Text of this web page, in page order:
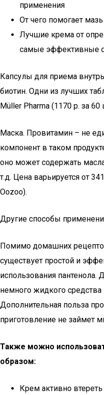
применения
От чего помогает
Лучшие крема от
самые эффективные
Капсулы для приема
биотин. Одни из лучших
Müller Pharma (1170 р. за 60
Маска. Провитамин – не
компонент в таком
оно может содержать
т.д. Цена варьируется от
Oozoo).
Другие способы
Помимо домашних
существует простой и
использования пантенола.
немного жидкого
Дополнительная польза
приготовление не займет
Также можно
образом:
Крем активно